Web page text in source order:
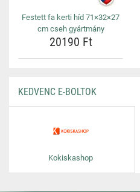
Festett fa kerti híd 71×32×27
cm cseh gyártmány
20190 Ft
KEDVENC E-BOLTOK
Kokiskashop